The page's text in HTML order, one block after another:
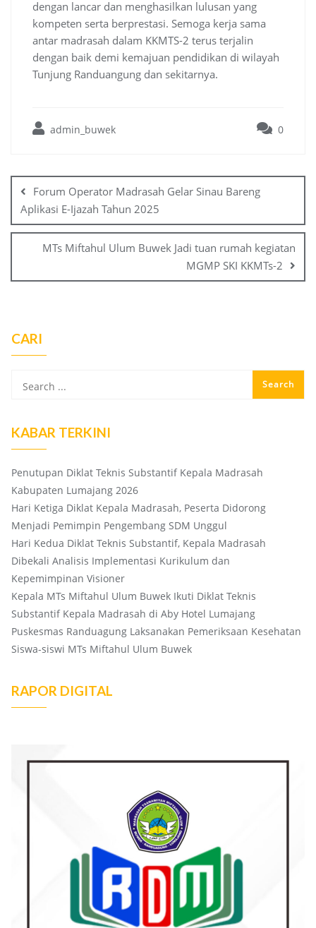
dengan lancar dan menghasilkan lulusan yang
kompeten serta berprestasi. Semoga kerja sama
antar madrasah dalam KKMTS-2 terus terjalin
dengan baik demi kemajuan pendidikan di wilayah
Tunjung Randuangung dan sekitarnya.
admin_buwek 0
navigation
Forum Operator Madrasah Gelar Sinau Bareng
Aplikasi E-Ijazah Tahun 2025
MTs Miftahul Ulum Buwek Jadi tuan rumah kegiatan
MGMP SKI KKMTs-2
CARI
KABAR TERKINI
Penutupan Diklat Teknis Substantif Kepala Madrasah
Kabupaten Lumajang 2026
Hari Ketiga Diklat Kepala Madrasah, Peserta Didorong
Menjadi Pemimpin Pengembang SDM Unggul
Hari Kedua Diklat Teknis Substantif, Kepala Madrasah
Dibekali Analisis Implementasi Kurikulum dan
Kepemimpinan Visioner
Kepala MTs Miftahul Ulum Buwek Ikuti Diklat Teknis
Substantif Kepala Madrasah di Aby Hotel Lumajang
Puskesmas Randuagung Laksanakan Pemeriksaan Kesehatan
Siswa-siswi MTs Miftahul Ulum Buwek
RAPOR DIGITAL